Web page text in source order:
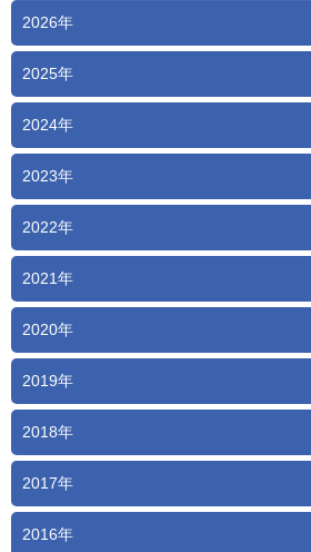
2026年
2025年
2024年
2023年
2022年
2021年
2020年
2019年
2018年
2017年
2016年